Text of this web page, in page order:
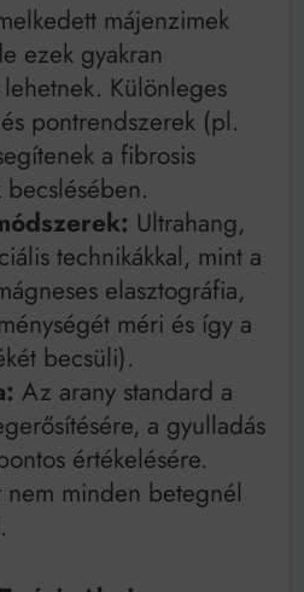
májenzimek
ezek gyakran
Különleges
pontrendszerek (pl.
a fibrosis
becslésében.
Ultrahang,
technikákkal, mint a
elasztográfia,
méri és így a
becsüli).
Az arany standard a
a gyulladás
értékelésére.
nem minden betegnél